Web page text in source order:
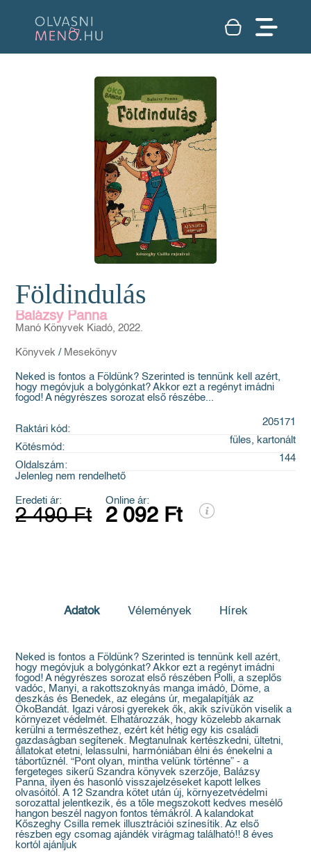
Földindulás
Balázsy Panna
Manó Könyvek Kiadó, 2022.
Könyvek / Mesekönyv
Neked is fontos a Földünk? Szerinted is tennünk kell azért,
hogy megóvjuk a bolygónkat? Akkor ezt a regényt imádni
fogod! A négyrészes sorozat első részébe...
Raktári kód:
205171
Kötésmód:
füles, kartonált
Oldalszám:
144
Jelenleg nem rendelhető
Eredeti ár:
2 490 Ft
Online ár:
2 092 Ft
Adatok Vélemények Hírek
Neked is fontos a Földünk? Szerinted is tennünk kell azért,
hogy megóvjuk a bolygónkat? Akkor ezt a regényt imádni
fogod! A négyrészes sorozat első részében Polli, a szeplős
vadóc, Manyi, a rakottszoknyás manga imádó, Döme, a
deszkás és Benedek, az elegáns úr, megalapítják az
ÖkoBandát. Igazi városi gyerekek ők, akik szívükön viselik a
környezet védelmét. Elhatározzák, hogy közelebb akarnak
kerülni a természethez, ezért két hétig egy kis családi
gazdaságban segítenek. Megtanulnak kertészkedni, ültetni,
állatokat etetni, lelassulni, harmóniában élni és énekelni a
tábortűznél. “Pont olyan, mintha velünk történne” - a
fergeteges sikerű Szandra könyvek szerzője, Balázsy
Panna, ilyen és hasonló visszajelzéseket kapott lelkes
olvasóitól. A 12 Szandra kötet után új, környezetvédelmi
sorozattal jelentkezik, és a tőle megszokott kedves mesélő
hangon beszél nagyon fontos témákról. A kalandokat
Kőszeghy Csilla remek illusztrációi színesítik. Az első
részben egy csomag ajándék virágmag található!! 8 éves
kortól ajánljuk